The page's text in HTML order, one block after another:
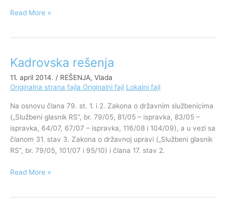
Read More »
Kadrovska rešenja
11. april 2014. / REŠENJA, Vlada
Originalna strana fajla Originalni fajl Lokalni fajl
Na osnovu člana 79. st. 1. i 2. Zakona o državnim službenicima
(„Službeni glasnik RS”, br. 79/05, 81/05 – ispravka, 83/05 –
ispravka, 64/07, 67/07 – ispravka, 116/08 i 104/09), a u vezi sa
članom 31. stav 3. Zakona o državnoj upravi („Službeni glasnik
RS”, br. 79/05, 101/07 i 95/10) i člana 17. stav 2.
Kadrovska
Read More »